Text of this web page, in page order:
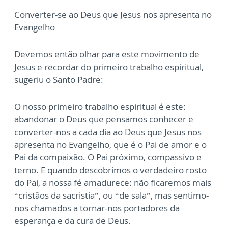
Converter-se ao Deus que Jesus nos apresenta no
Evangelho
Devemos então olhar para este movimento de
Jesus e recordar do primeiro trabalho espiritual,
sugeriu o Santo Padre:
O nosso primeiro trabalho espiritual é este:
abandonar o Deus que pensamos conhecer e
converter-nos a cada dia ao Deus que Jesus nos
apresenta no Evangelho, que é o Pai de amor e o
Pai da compaixão. O Pai próximo, compassivo e
terno. E quando descobrimos o verdadeiro rosto
do Pai, a nossa fé amadurece: não ficaremos mais
“cristãos da sacristia”, ou “de sala”, mas sentimo-
nos chamados a tornar-nos portadores da
esperança e da cura de Deus.